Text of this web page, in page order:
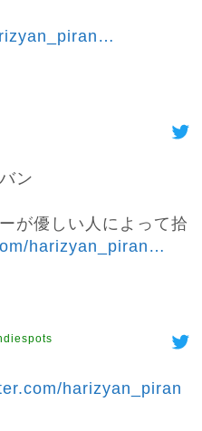
…
ン
が優しい人によって拾
harizyan_piran…
harizyan_piran